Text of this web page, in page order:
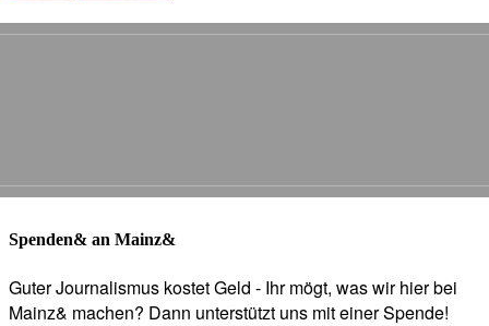
Spenden& an Mainz&
Guter Journalismus kostet Geld - Ihr mögt, was wir hier bei
Mainz& machen? Dann unterstützt uns mit einer Spende!